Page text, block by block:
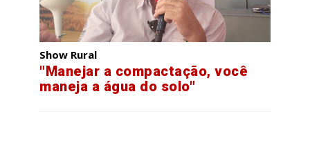
Show Rural
"Manejar a compactação, você
maneja a água do solo"